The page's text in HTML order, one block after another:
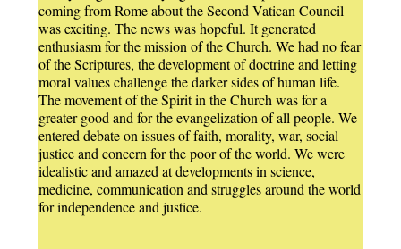
coming from Rome about the Second Vatican Council
was exciting. The news was hopeful. It generated
enthusiasm for the mission of the Church. We had no fear
of the Scriptures, the development of doctrine and letting
moral values challenge the darker sides of human life.
The movement of the Spirit in the Church was for a
greater good and for the evangelization of all people. We
entered debate on issues of faith, morality, war, social
justice and concern for the poor of the world. We were
idealistic and amazed at developments in science,
medicine, communication and struggles around the world
for independence and justice.